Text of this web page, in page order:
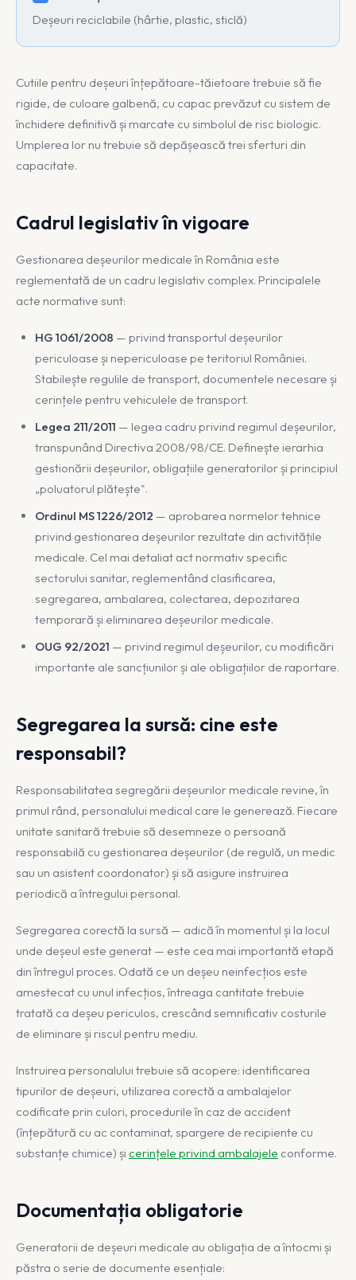
Deșeuri reciclabile (hârtie, plastic, sticlă)
Cutiile pentru deșeuri înțepătoare-tăietoare trebuie să fie
rigide, de culoare galbenă, cu capac prevăzut cu sistem de
închidere definitivă și marcate cu simbolul de risc biologic.
Umplerea lor nu trebuie să depășească trei sferturi din
capacitate.
Cadrul legislativ în vigoare
Gestionarea deșeurilor medicale în România este
reglementată de un cadru legislativ complex. Principalele
acte normative sunt:
HG 1061/2008 — privind transportul deșeurilor
periculoase și nepericuloase pe teritoriul României.
Stabilește regulile de transport, documentele necesare și
cerințele pentru vehiculele de transport.
Legea 211/2011 — legea cadru privind regimul deșeurilor,
transpunând Directiva 2008/98/CE. Definește ierarhia
gestionării deșeurilor, obligațiile generatorilor și principiul
„poluatorul plătește".
Ordinul MS 1226/2012 — aprobarea normelor tehnice
privind gestionarea deșeurilor rezultate din activitățile
medicale. Cel mai detaliat act normativ specific
sectorului sanitar, reglementând clasificarea,
segregarea, ambalarea, colectarea, depozitarea
temporară și eliminarea deșeurilor medicale.
OUG 92/2021 — privind regimul deșeurilor, cu modificări
importante ale sancțiunilor și ale obligațiilor de raportare.
Segregarea la sursă: cine este
responsabil?
Responsabilitatea segregării deșeurilor medicale revine, în
primul rând, personalului medical care le generează. Fiecare
unitate sanitară trebuie să desemneze o persoană
responsabilă cu gestionarea deșeurilor (de regulă, un medic
sau un asistent coordonator) și să asigure instruirea
periodică a întregului personal.
Segregarea corectă la sursă — adică în momentul și la locul
unde deșeul este generat — este cea mai importantă etapă
din întregul proces. Odată ce un deșeu neinfecțios este
amestecat cu unul infecțios, întreaga cantitate trebuie
tratată ca deșeu periculos, crescând semnificativ costurile
de eliminare și riscul pentru mediu.
Instruirea personalului trebuie să acopere: identificarea
tipurilor de deșeuri, utilizarea corectă a ambalajelor
codificate prin culori, procedurile în caz de accident
(înțepătură cu ac contaminat, spargere de recipiente cu
substanțe chimice) și cerințele privind ambalajele conforme.
Documentația obligatorie
Generatorii de deșeuri medicale au obligația de a întocmi și
păstra o serie de documente esențiale: